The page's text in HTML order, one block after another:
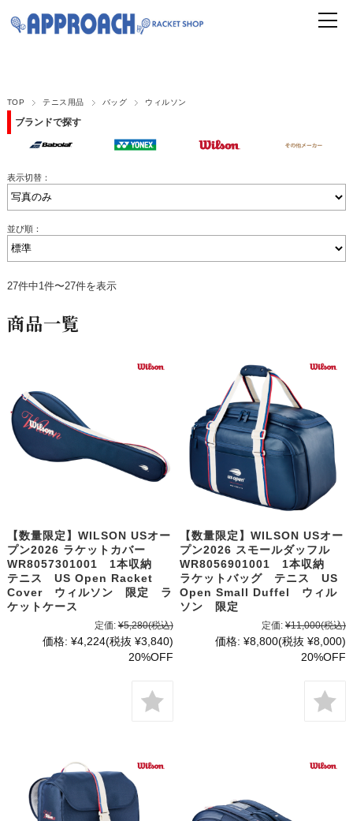
TOP テニス用品 バッグ ウィルソン
ブランドで探す
表示切替：
並び順：
27件中1件〜27件を表示
商品一覧
【数量限定】WILSON USオー
プン2026 ラケットカバー
WR8057301001 1本収納
テニス US Open Racket
Cover ウィルソン 限定 ラ
ケットケース
定価: ¥5,280(税込)
価格: ¥4,224(税抜 ¥3,840)
20%OFF
【数量限定】WILSON USオー
プン2026 スモールダッフル
WR8056901001 1本収納
ラケットバッグ テニス US
Open Small Duffel ウィル
ソン 限定
定価: ¥11,000(税込)
価格: ¥8,800(税抜 ¥8,000)
20%OFF